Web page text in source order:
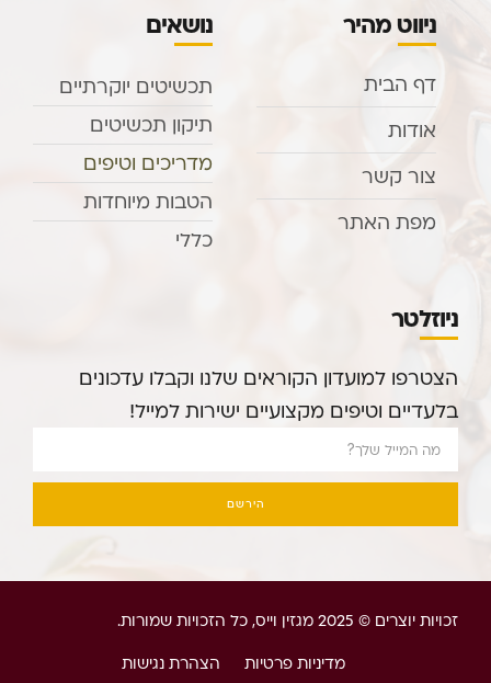
ניווט מהיר
דף הבית
אודות
צור קשר
מפת האתר
נושאים
תכשיטים יוקרתיים
תיקון תכשיטים
מדריכים וטיפים
הטבות מיוחדות
כללי
ניוזלטר
הצטרפו למועדון הקוראים שלנו וקבלו עדכונים
בלעדיים וטיפים מקצועיים ישירות למייל!
הירשם
זכויות יוצרים © 2025 מגזין וייס, כל הזכויות שמורות.
מדיניות פרטיות הצהרת נגישות